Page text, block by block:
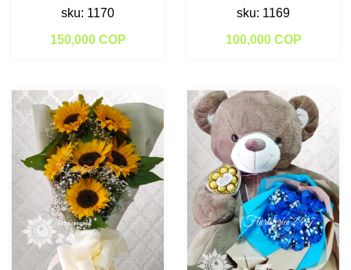
sku: 1170
150,000 COP
sku: 1169
100,000 COP